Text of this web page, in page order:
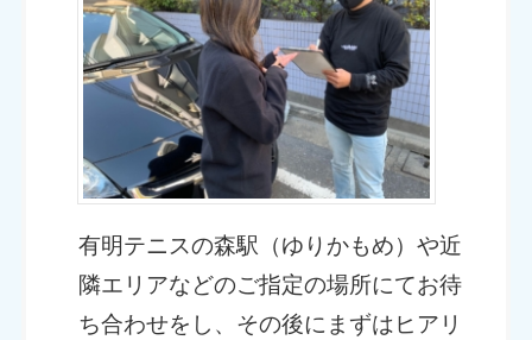
有明テニスの森駅（ゆりかもめ）や近
隣エリアなどのご指定の場所にてお待
ち合わせをし、その後にまずはヒアリ